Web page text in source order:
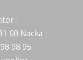
|
60 Nacka |
98 95